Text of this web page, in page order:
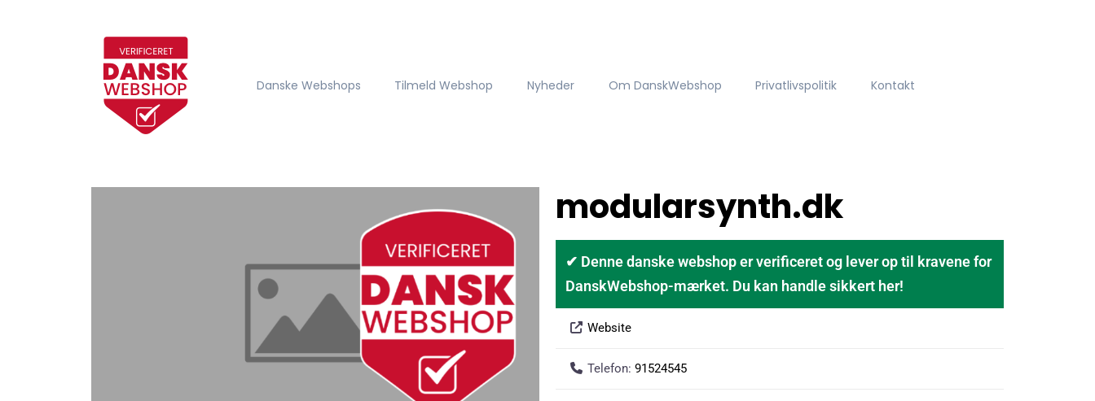
Danske Webshops Tilmeld Webshop Nyheder Om DanskWebshop Privatlivspolitik Kontakt
modularsynth.dk
✔ Denne danske webshop er verificeret og lever op til kravene for
DanskWebshop-mærket. Du kan handle sikkert her!
Website
Telefon: 91524545